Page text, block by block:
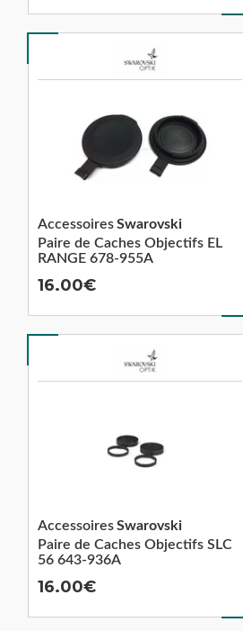
Paire de Caches Objectifs EL
RANGE 678-955A
AccessoiresSwarovski
16.00
Paire de Caches Objectifs SLC
56 643-936A
AccessoiresSwarovski
16.00